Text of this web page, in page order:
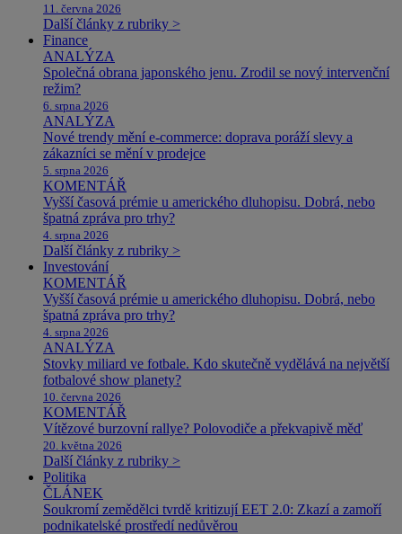
11. června 2026
Další články z rubriky >
Finance
ANALÝZA
Společná obrana japonského jenu. Zrodil se nový intervenční
režim?
6. srpna 2026
ANALÝZA
Nové trendy mění e-commerce: doprava poráží slevy a
zákazníci se mění v prodejce
5. srpna 2026
KOMENTÁŘ
Vyšší časová prémie u amerického dluhopisu. Dobrá, nebo
špatná zpráva pro trhy?
4. srpna 2026
Další články z rubriky >
Investování
KOMENTÁŘ
Vyšší časová prémie u amerického dluhopisu. Dobrá, nebo
špatná zpráva pro trhy?
4. srpna 2026
ANALÝZA
Stovky miliard ve fotbale. Kdo skutečně vydělává na největší
fotbalové show planety?
10. června 2026
KOMENTÁŘ
Vítězové burzovní rallye? Polovodiče a překvapivě měď
20. května 2026
Další články z rubriky >
Politika
ČLÁNEK
Soukromí zemědělci tvrdě kritizují EET 2.0: Zkazí a zamoří
podnikatelské prostředí nedůvěrou